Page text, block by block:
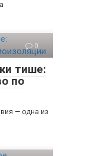
0
тише:
по
— одна из